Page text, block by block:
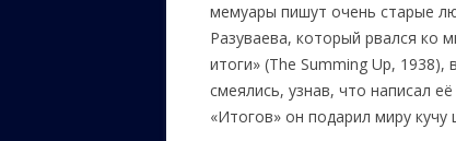
мемуары пишут очень старые
Разуваева, который рвался ко
итоги» (The Summing Up,
смеялись, узнав, что написал
«Итогов» он подарил миру кучу